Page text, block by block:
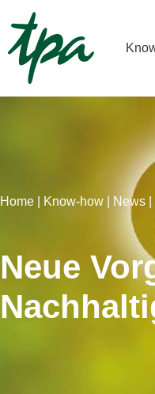
Home | Know-how | News |
Neue